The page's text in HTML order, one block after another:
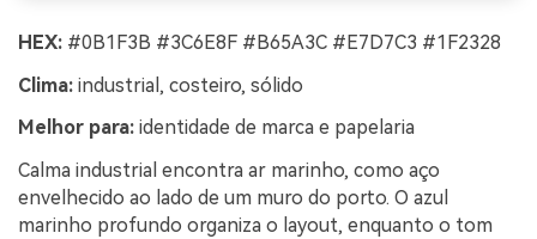
HEX: #0B1F3B #3C6E8F #B65A3C #E7D7C3 #1F2328
Clima: industrial, costeiro, sólido
Melhor para: identidade de marca e papelaria
Calma industrial encontra ar marinho, como aço
envelhecido ao lado de um muro do porto. O azul
marinho profundo organiza o layout, enquanto o tom